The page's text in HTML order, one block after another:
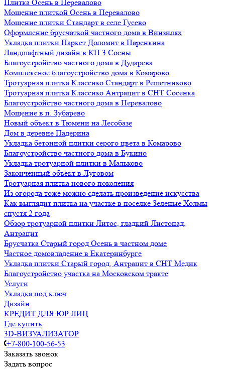
Плитка Осень в Перевалово
Мощение плиткой Осень в Перевалово
Мощение плитки Стандарт в селе Гусево
Оформление брусчаткой частного дома в Винзилях
Укладка плитки Паркет Доломит в Паренкина
Ландшафтный дизайн в КП 3 Сосны
Благоустройство частного дома в Дударева
Комплексное благоустройство дома в Комарово
Тротуарная плитка Классико Стандарт в Решетниково
Тротуарная плитка Классико Антрацит в СНТ Сосенка
Благоустройство частного дома в Перевалово
Мощение в п. Зубарево
Новый объект в Тюмени на Лесобазе
Дом в деревне Падерина
Укладка бетонной плитки серого цвета в Комарово
Благоустройство частного дома в Букино
Укладка тротуарной плитки в Мальково
Законченный объект в Луговом
Тротуарная плитка нового поколения
Из огорода тоже можно сделать произведение искусства
Как выглядит плитка на участке в поселке Зеленые Холмы
спустя 2 года
Обзор тротуарной плитки Литос, гладкий Листопад,
Антрацит
Брусчатка Старый город Осень в частном доме
Частное домовладение в Екатеринбурге
Укладка плитки Старый город, Антрацит в СНТ Медик
Благоустройство участка на Московском тракте
Услуги
Укладка под ключ
Дизайн
КРЕДИТ ДЛЯ ЮР ЛИЦ
Где купить
3D-ВИЗУАЛИЗАТОР
+7-800-100-56-53
Заказать звонок
Задать вопрос